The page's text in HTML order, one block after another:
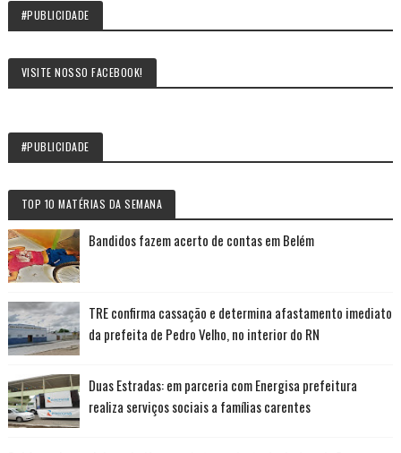
#PUBLICIDADE
VISITE NOSSO FACEBOOK!
#PUBLICIDADE
TOP 10 MATÉRIAS DA SEMANA
Bandidos fazem acerto de contas em Belém
TRE confirma cassação e determina afastamento imediato
da prefeita de Pedro Velho, no interior do RN
Duas Estradas: em parceria com Energisa prefeitura
realiza serviços sociais a famílias carentes